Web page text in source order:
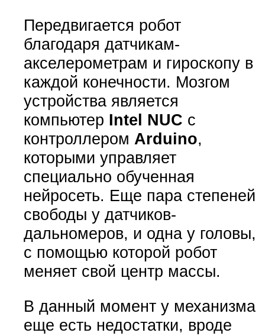
Передвигается робот
благодаря датчикам-
акселерометрам и гироскопу в
каждой конечности. Мозгом
устройства является
компьютер Intel NUC с
контроллером Arduino,
которыми управляет
специально обученная
нейросеть. Еще пара степеней
свободы у датчиков-
дальномеров, и одна у головы,
с помощью которой робот
меняет свой центр массы.
В данный момент у механизма
еще есть недостатки, вроде